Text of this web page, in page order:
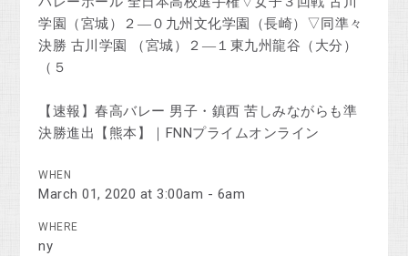
学園（宮城）２―０九州文化学園（長崎）▽同準々
決勝 古川学園 （宮城）２―１東九州龍谷（大分）
（５
【速報】春高バレー 男子・鎮西 苦しみながらも準
決勝進出【熊本】｜FNNプライムオンライン
WHEN
March 01, 2020 at 3:00am - 6am
WHERE
ny